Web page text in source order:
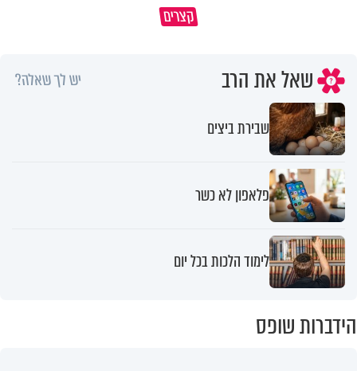
קצרים
שאל את הרב יש לך שאלה?
שבירת ביצים
פלאפון לא כשר
לימוד הלכות בכל יום
הידברות שופס